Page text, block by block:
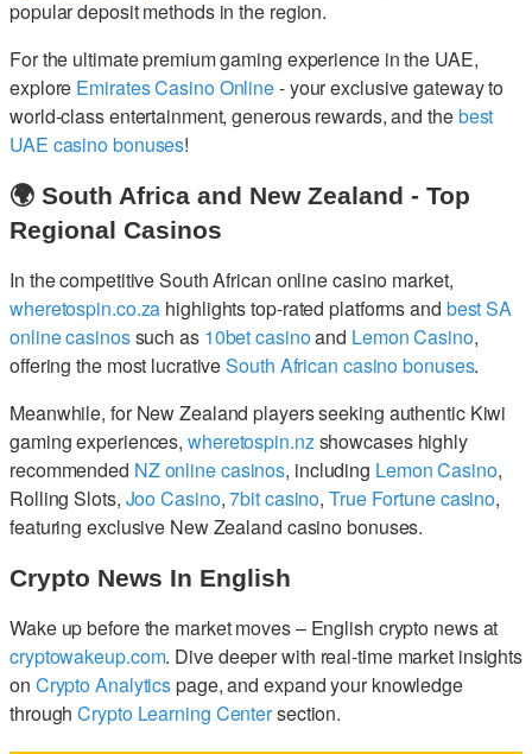
popular deposit methods in the region.
For the ultimate premium gaming experience in the UAE,
explore Emirates Casino Online- your exclusive gateway to
world-class entertainment, generous rewards, and thebest
UAE casino bonuses!
🌍 South Africa and New Zealand - Top
Regional Casinos
In the competitive South African online casino market,
wheretospin.co.za highlights top-rated platforms and best SA
online casinossuch as 10bet casinoand Lemon Casino,
offering the most lucrativeSouth African casino bonuses.
Meanwhile, for New Zealand players seeking authentic Kiwi
gaming experiences, wheretospin.nzshowcases highly
recommended NZ online casinos, including Lemon Casino,
Rolling Slots, Joo Casino,7bit casino,True Fortune casino,
featuring exclusive New Zealand casino bonuses.
Crypto News In English
Wake up before the market moves – English crypto news at
cryptowakeup.com. Dive deeper with real-time market insights
on Crypto Analyticspage, and expand your knowledge
throughCrypto Learning Centersection.